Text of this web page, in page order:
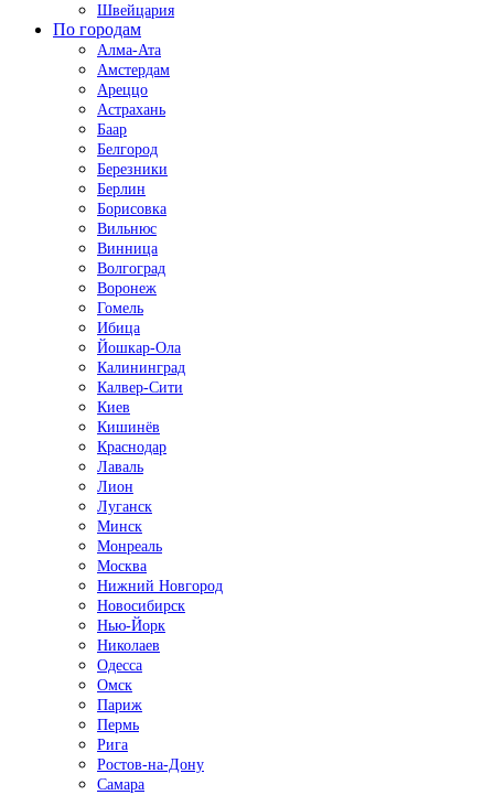
Швейцария
По городам
Алма-Ата
Амстердам
Ареццо
Астрахань
Баар
Белгород
Березники
Берлин
Борисовка
Вильнюс
Винница
Волгоград
Воронеж
Гомель
Ибица
Йошкар-Ола
Калининград
Калвер-Сити
Киев
Кишинёв
Краснодар
Лаваль
Лион
Луганск
Минск
Монреаль
Москва
Нижний Новгород
Новосибирск
Нью-Йорк
Николаев
Одесса
Омск
Париж
Пермь
Рига
Ростов-на-Дону
Самара